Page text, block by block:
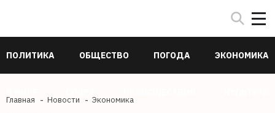
ПОЛИТИКА ОБЩЕСТВО ПОГОДА ЭКОНОМИКА
Главная Новости Экономика